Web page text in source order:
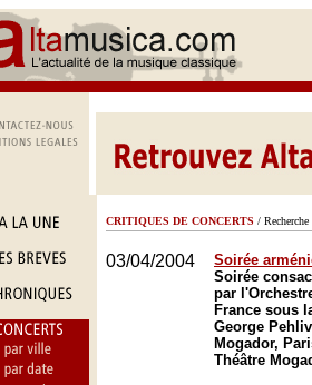
CRITIQUES DE CONCERTS / Recherche
03/04/2004
Soirée
Soirée
par
France sous
George
Mogador,
Théâtre